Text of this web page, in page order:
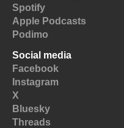
Spotify
Apple Podcasts
Podimo
Social media
Facebook
Instagram
X
Bluesky
Threads